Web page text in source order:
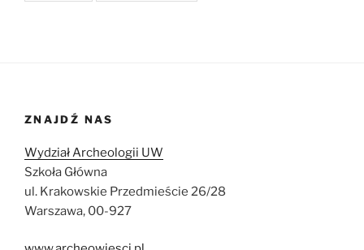
ZNAJDŹ NAS
Wydział Archeologii UW
Szkoła Główna
ul. Krakowskie Przedmieście 26/28
Warszawa, 00-927